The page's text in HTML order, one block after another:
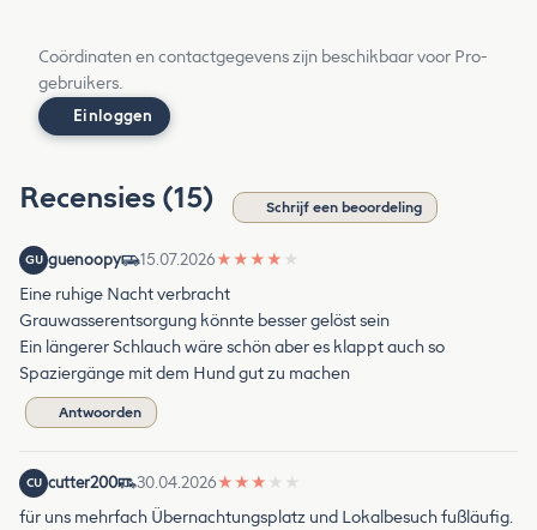
Coördinaten en contactgegevens zijn beschikbaar voor Pro-
gebruikers.
Einloggen
Recensies (15) Schrijf een beoordeling
GU guenoopy 15.07.2026★ ★ ★ ★ ★
Eine ruhige Nacht verbracht
Grauwasserentsorgung könnte besser gelöst sein
Ein längerer Schlauch wäre schön aber es klappt auch so
Spaziergänge mit dem Hund gut zu machen
Antwoorden
CU cutter200 30.04.2026★ ★ ★ ★ ★
für uns mehrfach Übernachtungsplatz und Lokalbesuch fußläufig.